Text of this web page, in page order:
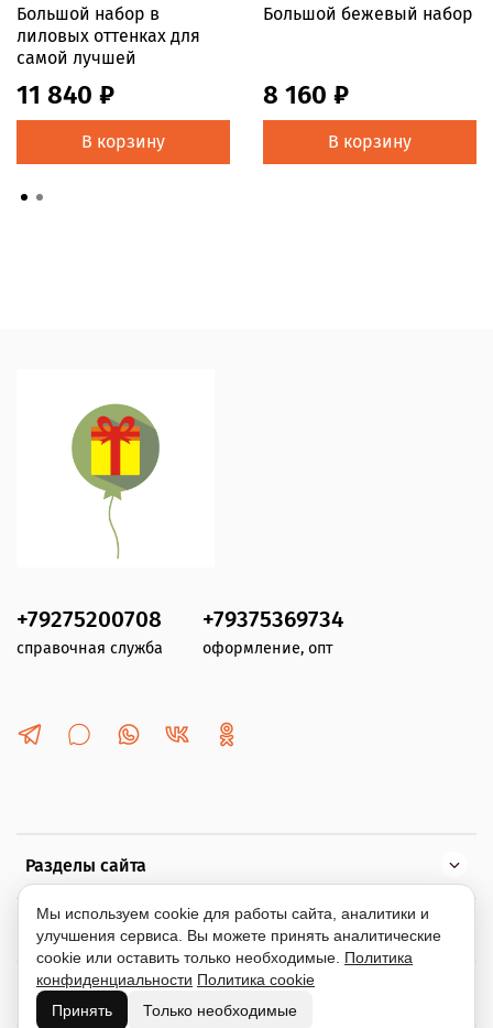
Большой набор в
лиловых оттенках для
самой лучшей
11 840 ₽
В корзину
Большой бежевый набор
8 160 ₽
В корзину
Разделы сайта
Помощь
Информация
+79275200708
справочная служба
+79375369734
оформление, опт
Мы используем cookie для работы сайта, аналитики и
улучшения сервиса. Вы можете принять аналитические
cookie или оставить только необходимые. Политика
конфиденциальности Политика cookie
Принять
Только необходимые